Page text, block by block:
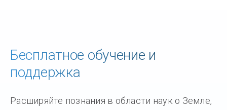
Бесплатное обучение и
поддержка
Расширяйте познания в области наук о Земле,